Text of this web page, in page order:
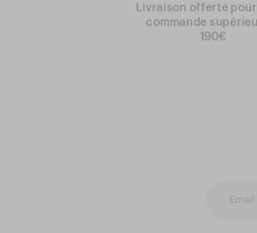
Livraison offerte
commande
190€